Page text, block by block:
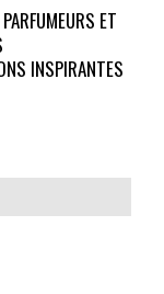
ET
INSPIRANTES